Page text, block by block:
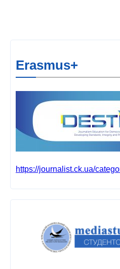
Erasmus+
https://journalist.ck.ua/